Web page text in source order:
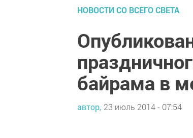
НОВОСТИ СО ВСЕГО СВЕТА
байрама в
автор, 23 июль 2014 - 07:54